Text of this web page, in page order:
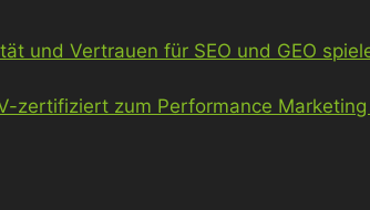
und Vertrauen für SEO und GEO
zertifiziert zum Performance